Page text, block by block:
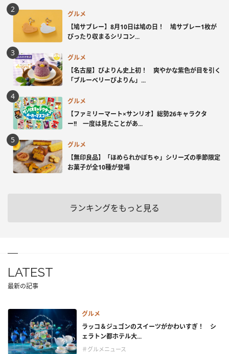
グルメ
【鳩サブレー】8月10日は鳩の日！ 鳩サブレー1枚が
ぴったり収まるシリコン...
グルメ
【名古屋】ぴよりん史上初！ 爽やかな紫色が目を引く
「ブルーベリーぴよりん」...
グルメ
【ファミリーマート×サンリオ】総勢26キャラクタ
ー!! 一度は見たことがあ...
グルメ
【無印良品】「ほめられかぼちゃ」シリーズの季節限定
お菓子が全10種が登場
ランキングをもっと見る
LATEST
最新の記事
グルメ
ラッコ＆ジュゴンのスイーツがかわいすぎ！ シ
ェラトン都ホテル大...
＃グルメニュース